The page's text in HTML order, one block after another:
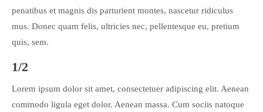
About us
Lorem ipsum dolor sit amet, consectetuer adipiscing elit.
natoque penatibus et magnis dis parturient montes, nascetur
ridiculus mus. Donec quam felis, ultricies nec.
penatibus et magnis dis parturient montes, nascetur ridiculus
mus. Donec quam felis, ultricies nec, pellentesque eu, pretium
quis, sem.
1/2
Lorem ipsum dolor sit amet, consectetuer adipiscing elit. Aenean
commodo ligula eget dolor. Aenean massa. Cum sociis natoque